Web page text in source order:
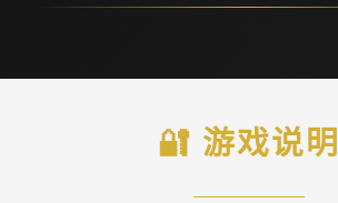
🔐 游戏说明